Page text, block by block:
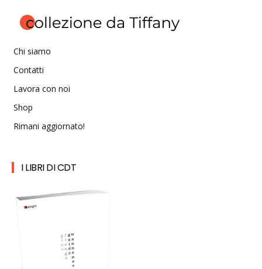
Chi siamo
Contatti
Lavora con noi
Shop
Rimani aggiornato!
I LIBRI DI CDT